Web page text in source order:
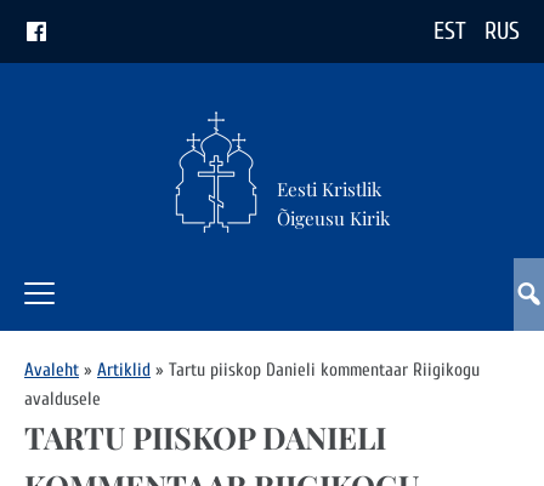
EST RUS
Eesti Kristlik
Õigeusu Kirik
Avaleht » Artiklid » Tartu piiskop Danieli kommentaar Riigikogu
avaldusele
TARTU PIISKOP DANIELI